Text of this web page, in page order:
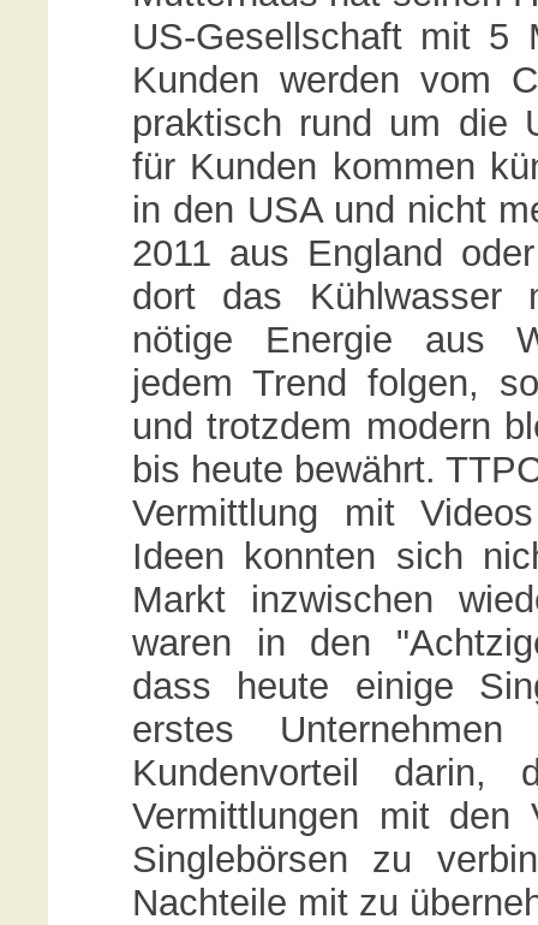
US-Gesellschaft mit 5
Kunden werden vom
praktisch rund um die
für Kunden kommen
in den USA und nicht
2011 aus England
dort das Kühlwasser
nötige Energie aus
jedem Trend folgen,
und trotzdem modern
bis heute bewährt.
Vermittlung mit
Ideen konnten sich
Markt inzwischen
waren in den
dass heute einige
erstes
Kundenvorteil darin,
Vermittlungen mit den
Singlebörsen zu
Nachteile mit zu